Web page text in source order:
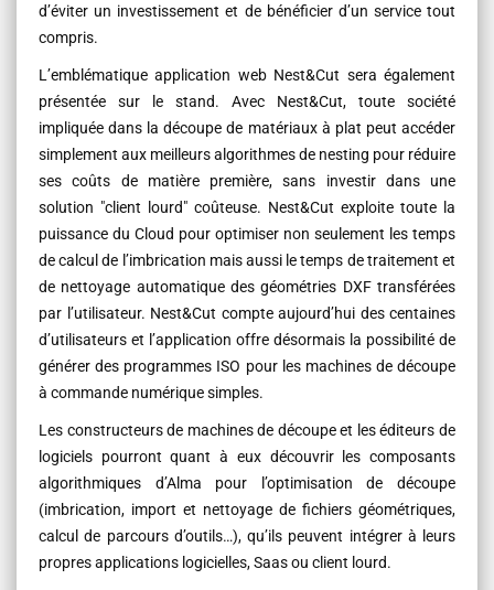
d’éviter un investissement et de bénéficier d’un service tout
compris.
L’emblématique application web Nest&Cut sera également
présentée sur le stand. Avec Nest&Cut, toute société
impliquée dans la découpe de matériaux à plat peut accéder
simplement aux meilleurs algorithmes de nesting pour réduire
ses coûts de matière première, sans investir dans une
solution "client lourd" coûteuse. Nest&Cut exploite toute la
puissance du Cloud pour optimiser non seulement les temps
de calcul de l’imbrication mais aussi le temps de traitement et
de nettoyage automatique des géométries DXF transférées
par l’utilisateur. Nest&Cut compte aujourd’hui des centaines
d’utilisateurs et l’application offre désormais la possibilité de
générer des programmes ISO pour les machines de découpe
à commande numérique simples.
Les constructeurs de machines de découpe et les éditeurs de
logiciels pourront quant à eux découvrir les composants
algorithmiques d’Alma pour l’optimisation de découpe
(imbrication, import et nettoyage de fichiers géométriques,
calcul de parcours d’outils…), qu’ils peuvent intégrer à leurs
propres applications logicielles, Saas ou client lourd.